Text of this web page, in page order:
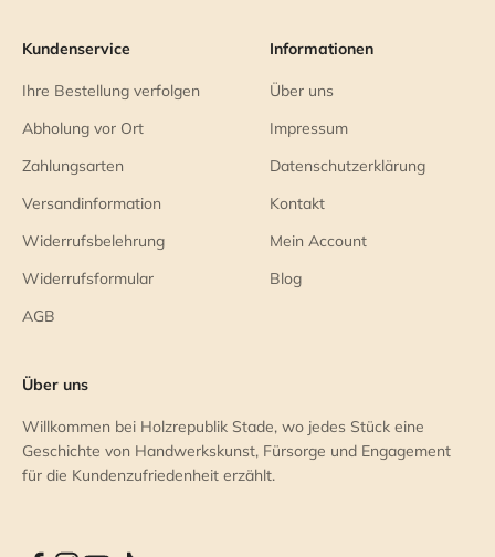
Kundenservice
Ihre Bestellung verfolgen
Abholung vor Ort
Zahlungsarten
Versandinformation
Widerrufsbelehrung
Widerrufsformular
AGB
Informationen
Über uns
Impressum
Datenschutzerklärung
Kontakt
Mein Account
Blog
Über uns
Willkommen bei Holzrepublik Stade, wo jedes Stück eine
Geschichte von Handwerkskunst, Fürsorge und Engagement
für die Kundenzufriedenheit erzählt.